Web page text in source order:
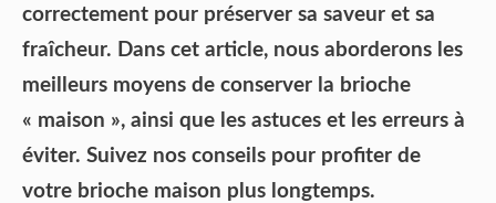
correctement pour préserver sa saveur et sa
fraîcheur. Dans cet article, nous aborderons les
meilleurs moyens de conserver la brioche
« maison », ainsi que les astuces et les erreurs à
éviter. Suivez nos conseils pour profiter de
votre brioche maison plus longtemps.